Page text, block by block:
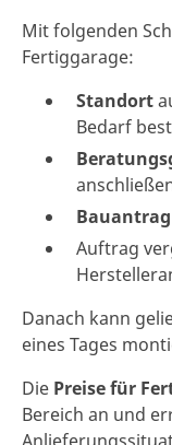
Mit folgenden
Fertiggarage:
Standort
Bedarf
Bauantrag
Auftrag
Danach kann
eines Tages
Die Preise für
Bereich an und